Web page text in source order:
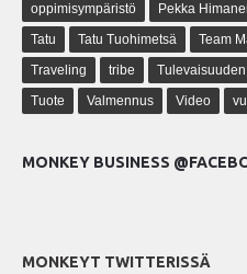
oppimisympäristö
Pekka
Tatu
Tatu Tuohimetsä Team
Traveling
tribe
Tuote
Valmennus Video
MONKEY BUSINESS
MONKEYT TWITTERISSÄ